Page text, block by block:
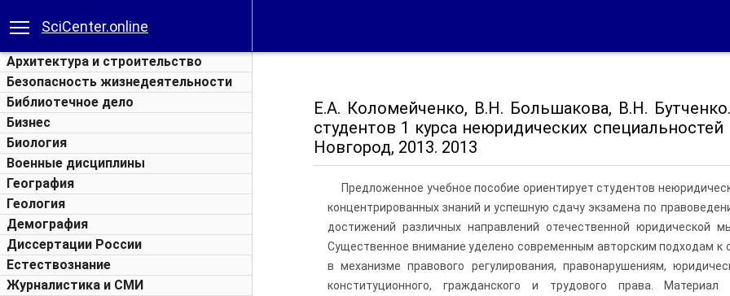
SciCenter.online
Архитектура и строительство
Безопасность жизнедеятельности
Библиотечное дело
Бизнес
Биология
Военные дисциплины
География
Геология
Демография
Диссертации России
Естествознание
Журналистика и СМИ
Е.А. Коломейченко, В.Н. Большакова, В.Н.
студентов 1 курса неюридических
Новгород, 2013. 2013
Предложенное учебное пособие ориентирует студентов
концентрированных знаний и успешную сдачу экзамена по
достижений различных направлений отечественной юридической
Существенное внимание уделено современным авторским подходам
в механизме правового регулирования, правонарушениям,
конституционного, гражданского и трудового права.